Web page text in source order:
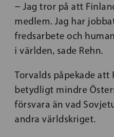
− Jag tror på att
medlem. Jag har
fredsarbete och
i världen, sade Rehn.
Torvalds påpekade att
betydligt mindre
försvara än vad
andra världskriget.